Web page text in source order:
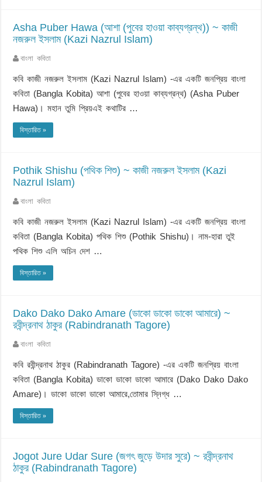
Asha Puber Hawa (আশা (পুবের হাওয়া কাব্যগ্রন্থ)) ~ কাজী
নজরুল ইসলাম (Kazi Nazrul Islam)
বাংলা কবিতা
কবি কাজী নজরুল ইসলাম (Kazi Nazrul Islam) -এর একটি জনপ্রিয় বাংলা
কবিতা (Bangla Kobita) আশা (পুবের হাওয়া কাব্যগ্রন্থ) (Asha Puber
Hawa)। মহান তুমি প্রিয়এই কথাটির …
বিস্তারিত »
Pothik Shishu (পথিক শিশু) ~ কাজী নজরুল ইসলাম (Kazi
Nazrul Islam)
বাংলা কবিতা
কবি কাজী নজরুল ইসলাম (Kazi Nazrul Islam) -এর একটি জনপ্রিয় বাংলা
কবিতা (Bangla Kobita) পথিক শিশু (Pothik Shishu)। নাম-হারা তুই
পথিক শিশু এলি অচিন দেশ …
বিস্তারিত »
Dako Dako Dako Amare (ডাকো ডাকো ডাকো আমারে) ~
রবীন্দ্রনাথ ঠাকুর (Rabindranath Tagore)
বাংলা কবিতা
কবি রবীন্দ্রনাথ ঠাকুর (Rabindranath Tagore) -এর একটি জনপ্রিয় বাংলা
কবিতা (Bangla Kobita) ডাকো ডাকো ডাকো আমারে (Dako Dako Dako
Amare)। ডাকো ডাকো ডাকো আমারে,তোমার স্নিগ্ধ …
বিস্তারিত »
Jogot Jure Udar Sure (জগৎ জুড়ে উদার সুরে) ~ রবীন্দ্রনাথ
ঠাকুর (Rabindranath Tagore)